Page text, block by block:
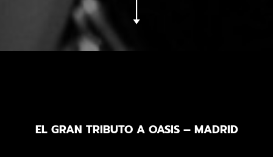
EL GRAN TRIBUTO A OASIS – MADRID